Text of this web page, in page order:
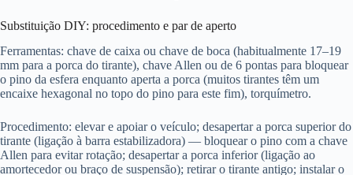
Substituição DIY: procedimento e par de aperto
Ferramentas: chave de caixa ou chave de boca (habitualmente 17–19
mm para a porca do tirante), chave Allen ou de 6 pontas para bloquear
o pino da esfera enquanto aperta a porca (muitos tirantes têm um
encaixe hexagonal no topo do pino para este fim), torquímetro.
Procedimento: elevar e apoiar o veículo; desapertar a porca superior do
tirante (ligação à barra estabilizadora) — bloquear o pino com a chave
Allen para evitar rotação; desapertar a porca inferior (ligação ao
amortecedor ou braço de suspensão); retirar o tirante antigo; instalar o